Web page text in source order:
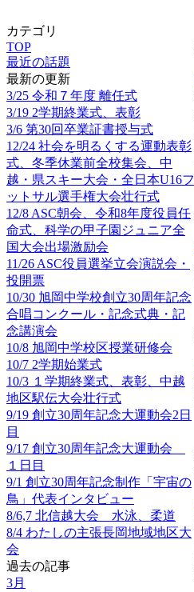
カテゴリ
TOP
最近の話題
最新の更新
3/25 令和７年度 離任式
3/19 2学期終業式、表彰
3/6 第30回卒業証書授与式
12/24 社会を明るくする運動表彰
式、冬季休業前全校集会、中
越・県スキー大会・全日本U16フ
ットサル選手権大会壮行式
12/8 ASC朝会、令和8年度役員任
命式、科学の甲子園ジュニア全
国大会出場激励会
11/26 ASC役員選挙立会演説会・
投開票
10/30 旭岡中学校創立30周年記念
合唱コンクール・記念式典・記
念講演会
10/8 旭岡中学校区授業研修会
10/7 2学期始業式
10/3 １学期終業式、表彰、中越
地区駅伝大会壮行式
9/19 創立30周年記念大運動会2日
目
9/17 創立30周年記念大運動会
１日目
9/1 創立30周年記念制作「宇宙の
鳥」代表インタビュー
8/6,7 北信越大会 水泳、柔道
8/4 わたしの主張長岡地域地区大
会
過去の記事
3月